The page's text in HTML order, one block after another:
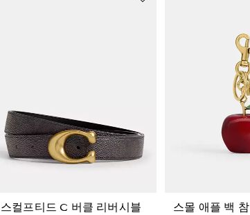
스컬프티드 C 버클 리버시블
스몰 애플 백 참